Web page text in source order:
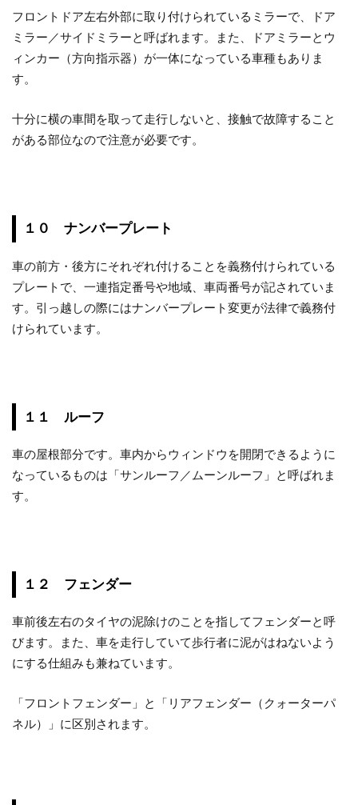
フロントドア左右外部に取り付けられているミラーで、ドア
ミラー／サイドミラーと呼ばれます。また、ドアミラーとウ
ィンカー（方向指示器）が一体になっている車種もありま
す。
十分に横の車間を取って走行しないと、接触で故障すること
がある部位なので注意が必要です。
１０ ナンバープレート
車の前方・後方にそれぞれ付けることを義務付けられている
プレートで、一連指定番号や地域、車両番号が記されていま
す。引っ越しの際にはナンバープレート変更が法律で義務付
けられています。
１１ ルーフ
車の屋根部分です。車内からウィンドウを開閉できるように
なっているものは「サンルーフ／ムーンルーフ」と呼ばれま
す。
１２ フェンダー
車前後左右のタイヤの泥除けのことを指してフェンダーと呼
びます。また、車を走行していて歩行者に泥がはねないよう
にする仕組みも兼ねています。
「フロントフェンダー」と「リアフェンダー（クォーターパ
ネル）」に区別されます。